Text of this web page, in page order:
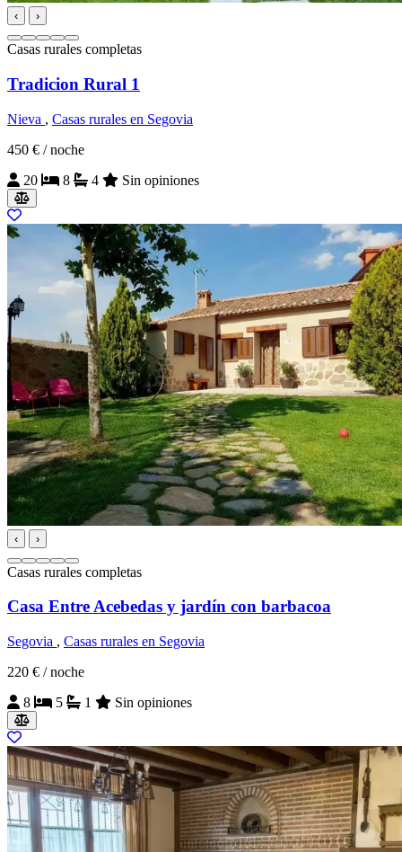
‹ ›
Casas rurales completas
Tradicion Rural 1
Nieva , Casas rurales en Segovia
450 € / noche
20
8 4 Sin opiniones
‹ ›
Casas rurales completas
Casa Entre Acebedas y jardín con barbacoa
Segovia , Casas rurales en Segovia
220 € / noche
8
5 1 Sin opiniones